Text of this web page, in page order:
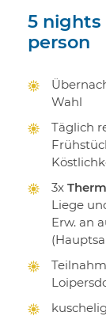
5 nights
person
Wahl
Täglich
3x
Liege
Erw. an